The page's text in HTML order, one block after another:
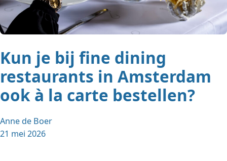
Kun je bij fine dining
restaurants in Amsterdam
ook à la carte bestellen?
Anne de Boer
21 mei 2026